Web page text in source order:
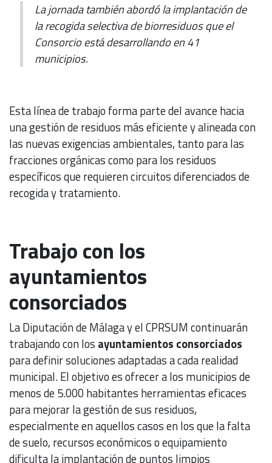
La jornada también abordó la implantación de
la recogida selectiva de biorresiduos que el
Consorcio está desarrollando en 41
municipios.
Esta línea de trabajo forma parte del avance hacia
una gestión de residuos más eficiente y alineada con
las nuevas exigencias ambientales, tanto para las
fracciones orgánicas como para los residuos
específicos que requieren circuitos diferenciados de
recogida y tratamiento.
Trabajo con los
ayuntamientos
consorciados
La Diputación de Málaga y el CPRSUM continuarán
trabajando con los ayuntamientos consorciados
para definir soluciones adaptadas a cada realidad
municipal. El objetivo es ofrecer a los municipios de
menos de 5.000 habitantes herramientas eficaces
para mejorar la gestión de sus residuos,
especialmente en aquellos casos en los que la falta
de suelo, recursos económicos o equipamiento
dificulta la implantación de puntos limpios